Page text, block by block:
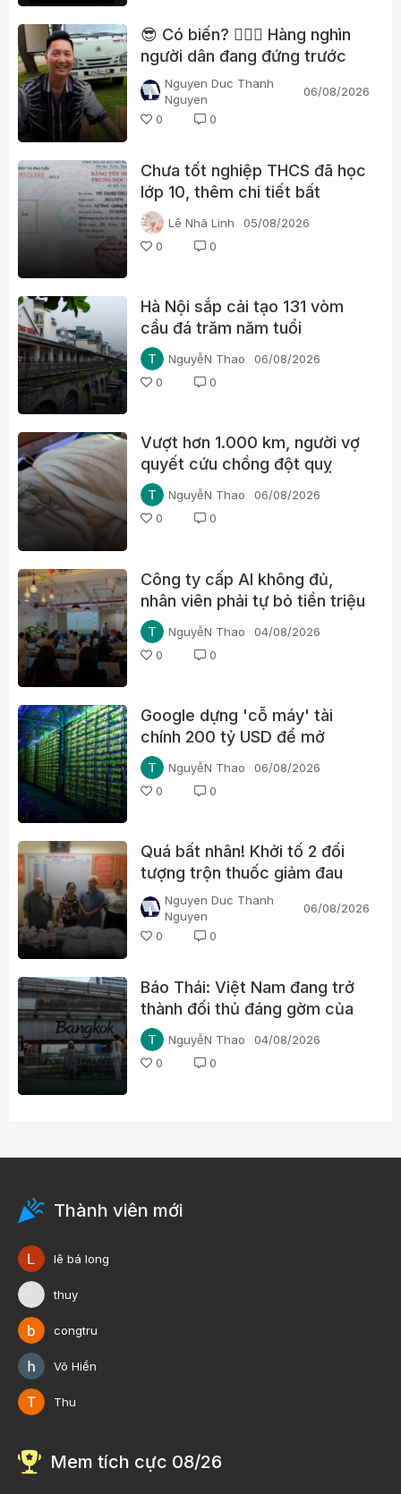
😎 Có biến? 👮🏻‍♂️ Hàng nghìn
người dân đang đứng trước
nhà Huấn “hoa hồng”?
Nguyen Duc Thanh
Nguyen
06/08/2026
0
0
Chưa tốt nghiệp THCS đã học
lớp 10, thêm chi tiết bất
thường trong học bạ một lãnh
đạo xã ở Quảng Trị
Lê Nhã Linh
05/08/2026
0
0
Hà Nội sắp cải tạo 131 vòm
cầu đá trăm năm tuổi
NguyễN Thao
06/08/2026
0
0
Vượt hơn 1.000 km, người vợ
quyết cứu chồng đột quỵ
NguyễN Thao
06/08/2026
0
0
Công ty cấp AI không đủ,
nhân viên phải tự bỏ tiền triệu
mỗi tháng
NguyễN Thao
04/08/2026
0
0
Google dựng 'cỗ máy' tài
chính 200 tỷ USD để mở
đường cho chip AI, thách
thức Nvidia
NguyễN Thao
06/08/2026
0
0
Quá bất nhân! Khởi tố 2 đối
tượng trộn thuốc giảm đau
Paracetamol vào thuốc Đông
y, nổ chữa bách bệnh
Nguyen Duc Thanh
Nguyen
06/08/2026
0
0
Báo Thái: Việt Nam đang trở
thành đối thủ đáng gờm của
du lịch Thái Lan
NguyễN Thao
04/08/2026
0
0
Thành viên mới
lê bá long
thuy
congtru
Võ Hiền
Thu
Mem tích cực 08/26